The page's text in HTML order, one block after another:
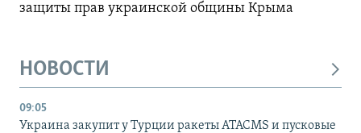
защиты прав украинской общины Крыма
НОВОСТИ
09:05
Украина закупит у Турции ракеты ATACMS и пусковые